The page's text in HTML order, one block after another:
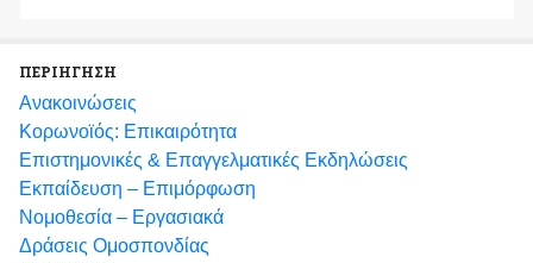
ΠΕΡΙΗΓΗΣΗ
Ανακοινώσεις
Κορωνοϊός: Επικαιρότητα
Eπιστημονικές & Επαγγελματικές Eκδηλώσεις
Εκπαίδευση – Επιμόρφωση
Νομοθεσία – Εργασιακά
Δράσεις Ομοσπονδίας